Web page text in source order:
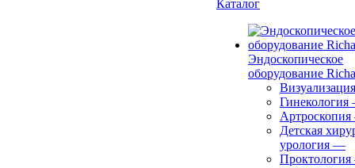
Каталог
Эндоскопическое
оборудование
Визуализация
Гинекология
Артроскопия
Детская
урология —
Проктология